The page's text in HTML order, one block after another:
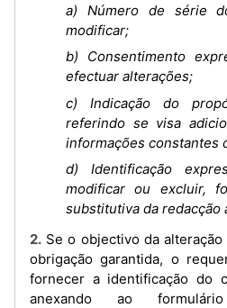
a) Número de série
modificar;
b) Consentimento
efectuar alterações;
c) Indicação do
referindo se visa
informações constantes
d) Identificação
modificar ou excluir,
substitutiva da redacção
2. Se o objectivo da alteração decorrer de cessão da
obrigação garantida, o
fornecer a identificação do
anexando ao